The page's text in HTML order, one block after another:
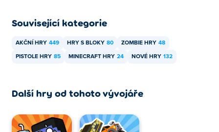
Související kategorie
AKČNÍ HRY 449 HRY S BLOKY 80 ZOMBIE HRY 48
PISTOLE HRY 85 MINECRAFT HRY 24 NOVÉ HRY 132
Další hry od tohoto vývojáře